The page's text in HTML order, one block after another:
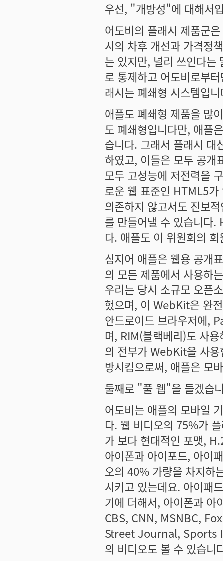
우선, "개방성"에 대해서
어도비의 플래시 제품군
시의 차후 개선과 가격정
는 있지만, 널리 쓰인다는
로 통제하고 어도비로부
래시는 폐쇄형 시스템입
애플도 폐쇄형 제품을 많
도 폐쇄형입니다만, 애플
습니다. 그래서 플래시 대
하였고, 이들은 모두 공개
모두 고성능에 저전력을
로운 웹 표준인 HTML5가
의존하지 않고서도 진보
를 만들어낼 수 있습니다.
다. 애플도 이 위원회의
심지어 애플은 웹용 공개
의 모든 제품에서 사용하
우리는 당시 소규모 오픈
했으며, 이 WebKit은 완
안드로이드 브라우저에,
며, RIM(블랙베리)도 사
의 전부가 WebKit을 사
방시킴으로써, 애플은 모
둘째로 "풀 웹"을 들겠습
어도비는 애플의 모바일
다. 웹 비디오의 75%가
가 보다 현대적인 포맷,
아이폰과 아이포드, 아이
오의 40% 가량을 차지하
시키고 있는데요. 아이패
기에 더해서, 아이폰과
CBS, CNN, MSNBC,
Street Journal, Sports
의 비디오도 볼 수 있습니